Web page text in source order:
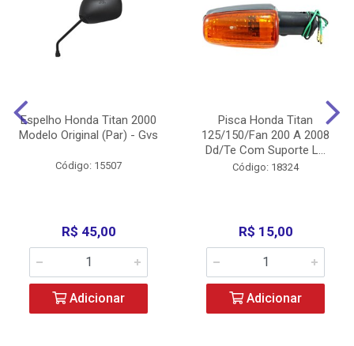
Espelho Honda Titan 2000
Modelo Original (Par) - Gvs
Código: 15507
R$ 45,00
Adicionar
Pisca Honda Titan
125/150/Fan 200 A 2008
Dd/Te Com Suporte L...
Código: 18324
R$ 15,00
Adicionar